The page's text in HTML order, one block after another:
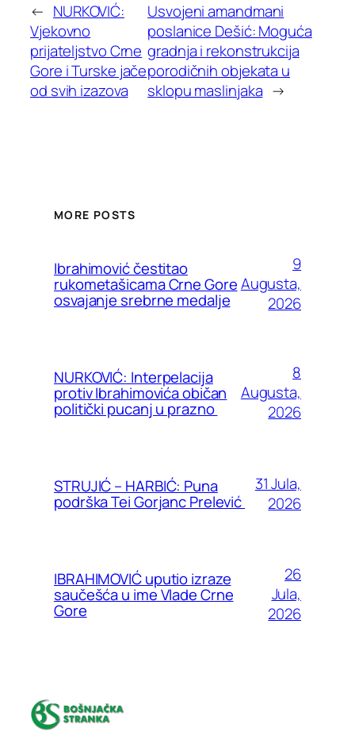
← NURKOVIĆ:
Vjekovno
prijateljstvo Crne
Gore i Turske jače
od svih izazova
Usvojeni amandmani
poslanice Dešić: Moguća
gradnja i rekonstrukcija
porodičnih objekata u
sklopu maslinjaka →
MORE POSTS
Ibrahimović čestitao
rukometašicama Crne Gore
osvajanje srebrne medalje
9
Augusta,
2026
NURKOVIĆ: Interpelacija
protiv Ibrahimovića običan
politički pucanj u prazno
8
Augusta,
2026
STRUJIĆ – HARBIĆ: Puna
podrška Tei Gorjanc Prelević
31 Jula,
2026
IBRAHIMOVIĆ uputio izraze
saučešća u ime Vlade Crne
Gore
26
Jula,
2026